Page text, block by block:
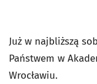
Już w najbliższą
Państwem w
Wrocławiu.